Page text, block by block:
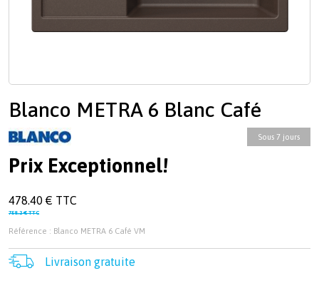
Blanco METRA 6 Blanc Café
Sous 7 jours
Prix Exceptionnel!
478.40 € TTC
758.2 € TTC
Référence : Blanco METRA 6 Café VM
Livraison gratuite